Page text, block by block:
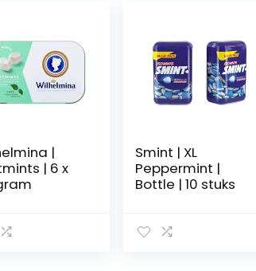
|
| 6 x
Smint | XL
Peppermint |
Bottle | 10 stuks